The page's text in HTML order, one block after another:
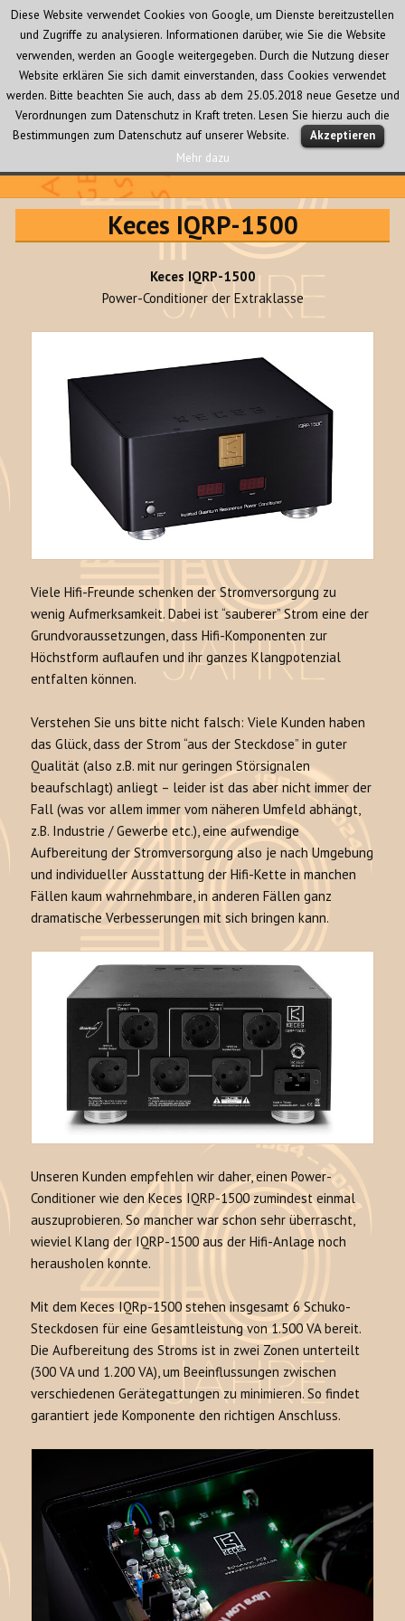
Audio Creativ
MENÜ
UND
Keces IQRP-1500
Keces IQRP-1500
Power-Conditioner der Extraklasse
Viele Hifi-Freunde schenken der Stromversorgung zu
wenig Aufmerksamkeit. Dabei ist “sauberer” Strom eine der
Grundvoraussetzungen, dass Hifi-Komponenten zur
Höchstform auflaufen und ihr ganzes Klangpotenzial
entfalten können.
Verstehen Sie uns bitte nicht falsch: Viele Kunden haben
das Glück, dass der Strom “aus der Steckdose” in guter
Qualität (also z.B. mit nur geringen Störsignalen
beaufschlagt) anliegt – leider ist das aber nicht immer der
Fall (was vor allem immer vom näheren Umfeld abhängt,
z.B. Industrie / Gewerbe etc.), eine aufwendige
Aufbereitung der Stromversorgung also je nach Umgebung
und individueller Ausstattung der Hifi-Kette in manchen
Fällen kaum wahrnehmbare, in anderen Fällen ganz
dramatische Verbesserungen mit sich bringen kann.
Unseren Kunden empfehlen wir daher, einen Power-
Conditioner wie den Keces IQRP-1500 zumindest einmal
auszuprobieren. So mancher war schon sehr überrascht,
wieviel Klang der IQRP-1500 aus der Hifi-Anlage noch
herausholen konnte.
Mit dem Keces IQRp-1500 stehen insgesamt 6 Schuko-
Steckdosen für eine Gesamtleistung von 1.500 VA bereit.
Die Aufbereitung des Stroms ist in zwei Zonen unterteilt
(300 VA und 1.200 VA), um Beeinflussungen zwischen
verschiedenen Gerätegattungen zu minimieren. So findet
garantiert jede Komponente den richtigen Anschluss.
Diese Website verwendet Cookies von Google, um Dienste bereitzustellen
und Zugriffe zu analysieren. Informationen darüber, wie Sie die Website
verwenden, werden an Google weitergegeben. Durch die Nutzung dieser
Website erklären Sie sich damit einverstanden, dass Cookies verwendet
werden. Bitte beachten Sie auch, dass ab dem 25.05.2018 neue Gesetze und
Verordnungen zum Datenschutz in Kraft treten. Lesen Sie hierzu auch die
Bestimmungen zum Datenschutz auf unserer Website.
Akzeptieren
Mehr dazu